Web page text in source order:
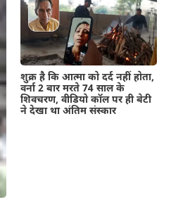
शुक्र है कि आत्मा को दर्द नहीं होता,
वर्ना 2 बार मरते 74 साल के
शिवचरण, वीडियो कॉल पर ही बेटी
ने देखा था अंतिम संस्कार